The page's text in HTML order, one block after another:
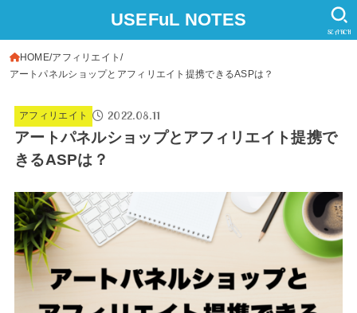
USEFuL NOTES
SEARCH
HOME アフィリエイト
アートパネルショップとアフィリエイト提携できるASPは？
アフィリエイト 2022.08.11
アートパネルショップとアフィリエイト提携で
きるASPは？